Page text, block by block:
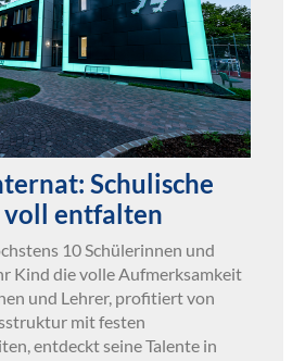
Schulische
voll entfalten
10 Schülerinnen und
Kind die volle Aufmerksamkeit
und Lehrer, profitiert von
mit festen
entdeckt seine Talente in